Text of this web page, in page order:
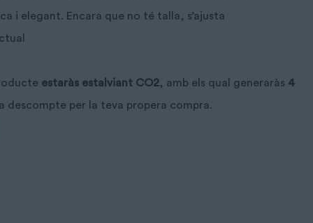
i elegant. Encara que no té talla, s’ajusta
estaràs estalviant CO2, amb els qual generaràs 4
descompte per la teva propera compra.